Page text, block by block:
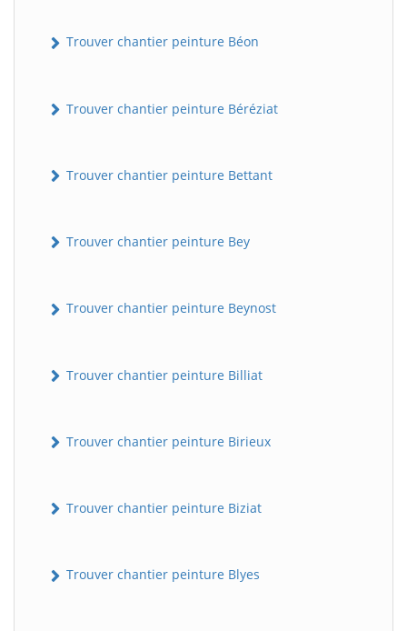
Trouver chantier peinture Béon
Trouver chantier peinture Béréziat
Trouver chantier peinture Bettant
Trouver chantier peinture Bey
Trouver chantier peinture Beynost
Trouver chantier peinture Billiat
Trouver chantier peinture Birieux
Trouver chantier peinture Biziat
Trouver chantier peinture Blyes